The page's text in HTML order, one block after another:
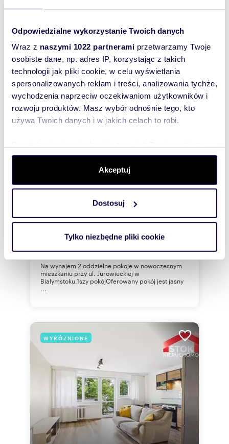
Odpowiedzialne wykorzystanie Twoich danych
Wraz z naszymi 1022 partnerami przetwarzamy Twoje
osobiste dane, np. adres IP, korzystając z takich
technologii jak pliki cookie, w celu wyświetlania
spersonalizowanych reklam i treści, analizowania tychże,
wychodzenia naprzeciw oczekiwaniom użytkowników i
rozwoju produktów. Masz wybór odnośnie tego, kto
używa Twoich danych i w jakich celach to robi.
dane są przetwarzane oraz ustaw własne preferencje w
. W Deklaracji plików cookie możesz
zmienić lub wycofać swoją zgodę w dowolnej chwili.
Wykorzystujemy pliki cookie do spersonalizowania treści
i reklam, aby oferować funkcje społecznościowe i
korzystasz z naszej witryny, udostępniamy partnerom
Partnerzy mogą połączyć te informacje z innymi danymi
otrzymanymi od Ciebie lub uzyskanymi podczas
korzystania z ich usług.
Akceptuj
Dostosuj
Tylko niezbędne pliki cookie
balkonem w centrum Białegostoku -
zapraszam
1 000 zł
mieszkanie Białystok, Sienkiewicza,
Jurowiecka
Na wynajem 2 oddzielne pokoje w nowoczesnym
mieszkaniu przy ul. Jurowieckiej w
Białymstoku.1szy pokójOferowany pokój jest jasny
...
WYRÓŻNIONE